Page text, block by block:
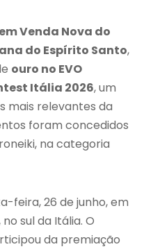
Venda Nova do
do Espírito Santo,
ouro no EVO
Itália 2026, um
mais relevantes da
foram concedidos
na categoria
feira, 26 de junho, em
sul da Itália. O
da premiação